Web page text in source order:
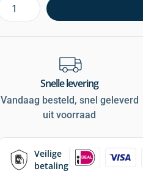
Snelle levering
Vandaag besteld, snel geleverd
uit voorraad
Veilige
betaling